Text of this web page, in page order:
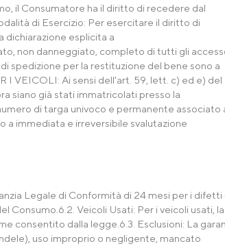
il Consumatore ha il diritto di recedere dal
di Esercizio: Per esercitare il diritto di
dichiarazione esplicita a
non danneggiato, completo di tutti gli
spedizione per la restituzione del bene sono a
I VEICOLI: Ai sensi dell'art. 59, lett. c) ed e) del
siano già stati immatricolati presso la
di targa univoco e permanente associato
immediata e irreversibile svalutazione
Legale di Conformità di 24 mesi per i difetti
Consumo.6.2. Veicoli Usati: Per i veicoli usati, la
consentito dalla legge.6.3. Esclusioni: La
uso improprio o negligente, mancato